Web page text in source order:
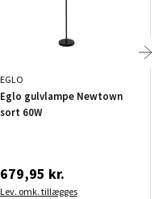
EGLO
Eglo gulvlampe Newtown
sort 60W
679,95 kr.
Lev. omk. tillægges